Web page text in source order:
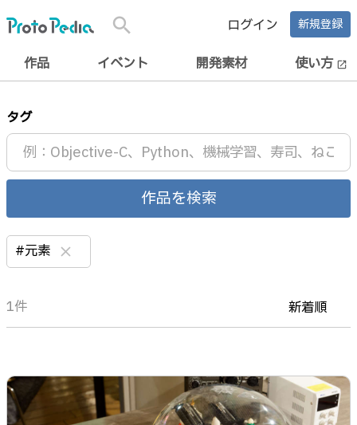
search ログイン 新規登録
作品 イベント 開発素材 使い方 open_in_new
タグ
作品を検索
#元素 clear
1件 新着順